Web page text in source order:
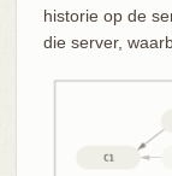
historie op de
die server,